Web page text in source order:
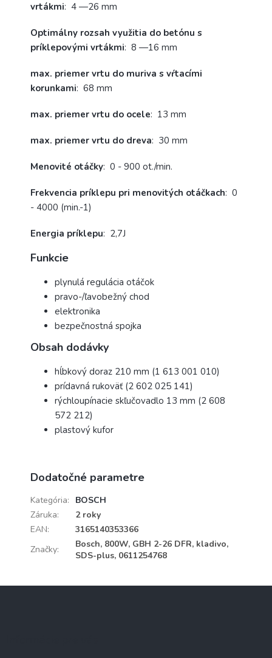
vrtákmi: 4 —26 mm
Optimálny rozsah využitia do betónu s
príklepovými vrtákmi: 8 —16 mm
max. priemer vrtu do muriva s vŕtacími
korunkami: 68 mm
max. priemer vrtu do ocele: 13 mm
max. priemer vrtu do dreva: 30 mm
Menovité otáčky: 0 - 900 ot./min.
Frekvencia príklepu pri menovitých otáčkach: 0
- 4000 (min.-1)
Energia príklepu: 2,7J
Funkcie
plynulá regulácia otáčok
pravo-/ľavobežný chod
elektronika
bezpečnostná spojka
Obsah dodávky
hĺbkový doraz 210 mm (1 613 001 010)
prídavná rukoväť (2 602 025 141)
rýchloupínacie skľučovadlo 13 mm (2 608
572 212)
plastový kufor
Dodatočné parametre
Kategória:
BOSCH
Záruka:
2 roky
EAN:
3165140353366
Značky:
Bosch, 800W, GBH 2-26 DFR, kladivo,
SDS-plus, 0611254768